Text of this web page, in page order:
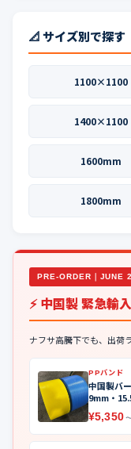
📐 サイズ別で探す
1100×1100
1400×1100
1600mm
1800mm
PRE-ORDER｜JUNE
⚡ 中国製 緊急輸
ナフサ高騰下でも、出荷
PPバンド
中国製バ
9mm・
¥5,350